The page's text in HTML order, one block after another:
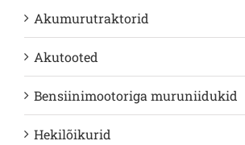
Akumurutraktorid
Akutooted
Bensiinimootoriga muruniidukid
Hekilõikurid